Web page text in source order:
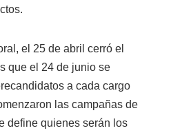
el 25 de abril cerró el
que el 24 de junio se
a cada cargo
las campañas de
define quienes serán los